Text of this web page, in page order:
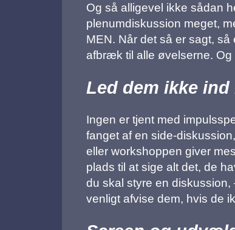
Og så alligevel ikke sådan
plenumdiskussion meget,
MEN. Når det så er sagt,
afbræk til alle øvelserne.
Led dem ikke
Ingen er tjent med
fanget af en side-
eller workshoppen giver
plads til at sige alt det, de
du skal styre en
venligt afvise dem, hvis de